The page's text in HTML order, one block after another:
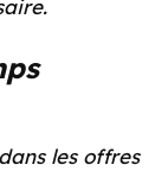
les offres